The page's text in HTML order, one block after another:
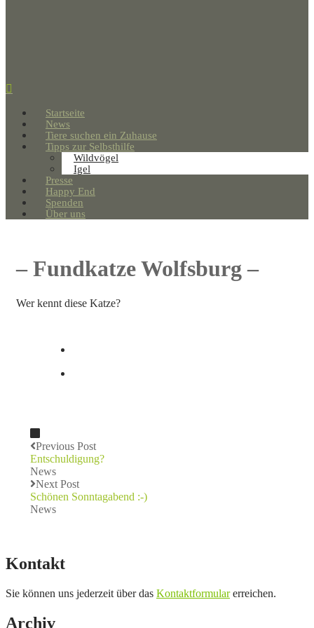
Startseite
News
Tiere suchen ein Zuhause
Tipps zur Selbsthilfe
Wildvögel
Igel
Presse
Happy End
Spenden
Über uns
– Fundkatze Wolfsburg –
Wer kennt diese Katze?
Previous Post
Entschuldigung?
News
Next Post
Schönen Sonntagabend :-)
News
Kontakt
Sie können uns jederzeit über das Kontaktformularerreichen.
Archiv